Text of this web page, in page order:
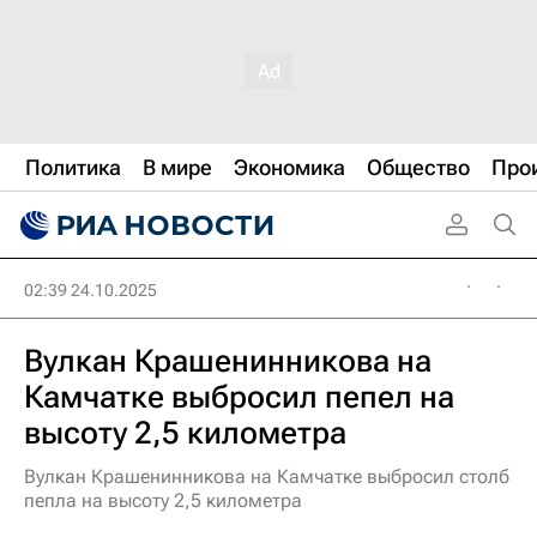
Политика В мире Экономика Общество
02:39 24.10.2025
Вулкан Крашенинникова на
Камчатке выбросил пепел на
высоту 2,5 километра
Вулкан Крашенинникова на Камчатке выбросил столб
пепла на высоту 2,5 километра